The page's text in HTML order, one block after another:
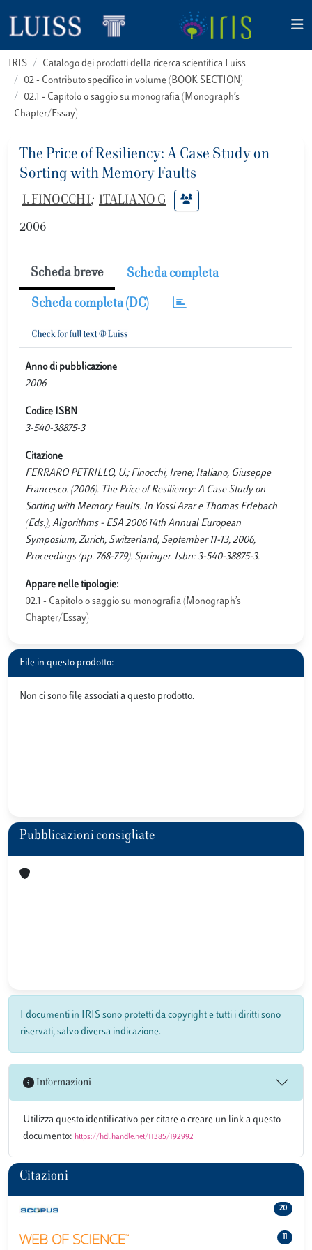
IRIS
Catalogo dei prodotti della ricerca scientifica Luiss
02 - Contributo specifico in volume (BOOK SECTION)
02.1 - Capitolo o saggio su monografia (Monograph’s
Chapter/Essay)
The Price of Resiliency: A Case Study on
Sorting with Memory Faults
I. FINOCCHI; ITALIANO G
2006
Scheda breve Scheda completa
Scheda completa (DC)
Anno di pubblicazione
2006
Codice ISBN
3-540-38875-3
Citazione
FERRARO PETRILLO, U.; Finocchi, Irene; Italiano, Giuseppe
Francesco. (2006). The Price of Resiliency: A Case Study on
Sorting with Memory Faults. In Yossi Azar e Thomas Erlebach
(Eds.), Algorithms - ESA 2006 14th Annual European
Symposium, Zurich, Switzerland, September 11-13, 2006,
Proceedings (pp. 768-779). Springer. Isbn: 3-540-38875-3.
Appare nelle tipologie:
02.1 - Capitolo o saggio su monografia (Monograph’s
Chapter/Essay)
File in questo prodotto:
Non ci sono file associati a questo prodotto.
Pubblicazioni consigliate
I documenti in IRIS sono protetti da copyright e tutti i diritti sono
riservati, salvo diversa indicazione.
Informazioni
Utilizza questo identificativo per citare o creare un link a questo
documento: https://hdl.handle.net/11385/192992
Citazioni
20
11